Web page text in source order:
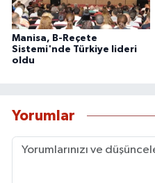
Manisa, B-Reçete
Sistemi'nde Türkiye lideri
oldu
Yorumlar